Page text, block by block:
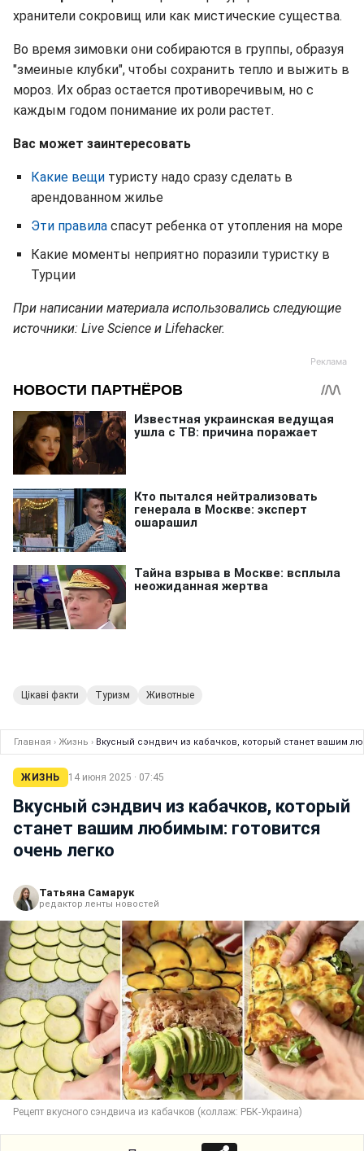
хранители сокровищ или как мистические существа.
Во время зимовки они собираются в группы, образуя
"змеиные клубки", чтобы сохранить тепло и выжить в
мороз. Их образ остается противоречивым, но с
каждым годом понимание их роли растет.
Вас может заинтересовать
Какие вещи туристу надо сразу сделать в
арендованном жилье
Эти правила спасут ребенка от утопления на море
Какие моменты неприятно поразили туристку в
Турции
При написании материала использовались следующие
источники: Live Science и Lifehacker.
Цікаві факти Туризм Животные
Главная › Жизнь › Вкусный сэндвич из кабачков, который станет вашим
ЖИЗНЬ 14 июня 2025 · 07:45
Вкусный сэндвич из кабачков, который
станет вашим любимым: готовится
очень легко
Татьяна Самарук
редактор ленты новостей
Рецепт вкусного сэндвича из кабачков (коллаж: РБК-Украина)